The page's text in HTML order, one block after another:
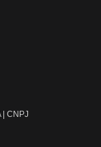
| CNPJ